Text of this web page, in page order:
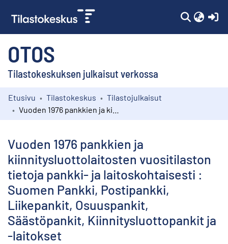
OTOS
Tilastokeskuksen julkaisut verkossa
Kokoelmat
Etusivu Tilastokeskus
Tilastojulkaisut
Vuoden 1976 pankkien ja
kiinnitysluottolaitosten vuositilaston
tietoja pankki- ja laitoskohtaisesti :
Suomen Pankki, Postipankki,
Liikepankit, Osuuspankit,
Säästöpankit, Kiinnitysluottopankit ja
-laitokset